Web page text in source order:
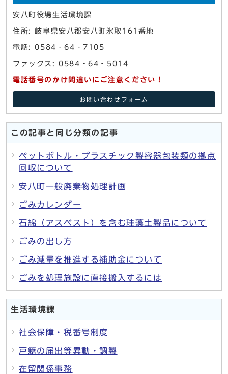
安八町役場生活環境課
住所: 岐阜県安八郡安八町氷取161番地
電話: 0584‐64‐7105
ファックス: 0584‐64‐5014
電話番号のかけ間違いにご注意ください！
お問い合わせフォーム
この記事と同じ分類の記事
ペットボトル・プラスチック製容器包装類の拠点
回収について
安八町一般廃棄物処理計画
ごみカレンダー
石綿（アスベスト）を含む珪藻土製品について
ごみの出し方
ごみ減量を推進する補助金について
ごみを処理施設に直接搬入するには
生活環境課
社会保障・税番号制度
戸籍の届出等異動・調製
在留関係事務